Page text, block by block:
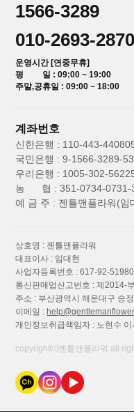
1566-3289
010-2693-2870
운영시간 [연중무휴]
평 일 : 09:00 ~ 19:00
주말,공휴일 : 09:00 ~ 18:00
계좌번호
신한은행 : 110-443-
국민은행 : 9-1566-3289-53
우리은행 : 1005-302-
농 협 : 351-0734-0731-
예 금 주 : 젠틀맨플라워(임
상호명 : 젠틀맨플라워
대표이사 : 임대현
사업자등록번호 : 617-92-51980
통신판매업신고번호 : 제2014-
주소 : 부산광역시 해운대구 송
이메일 :
개인정보취급책임자 : 노현수
copyright⒞젠틀맨플라워 all